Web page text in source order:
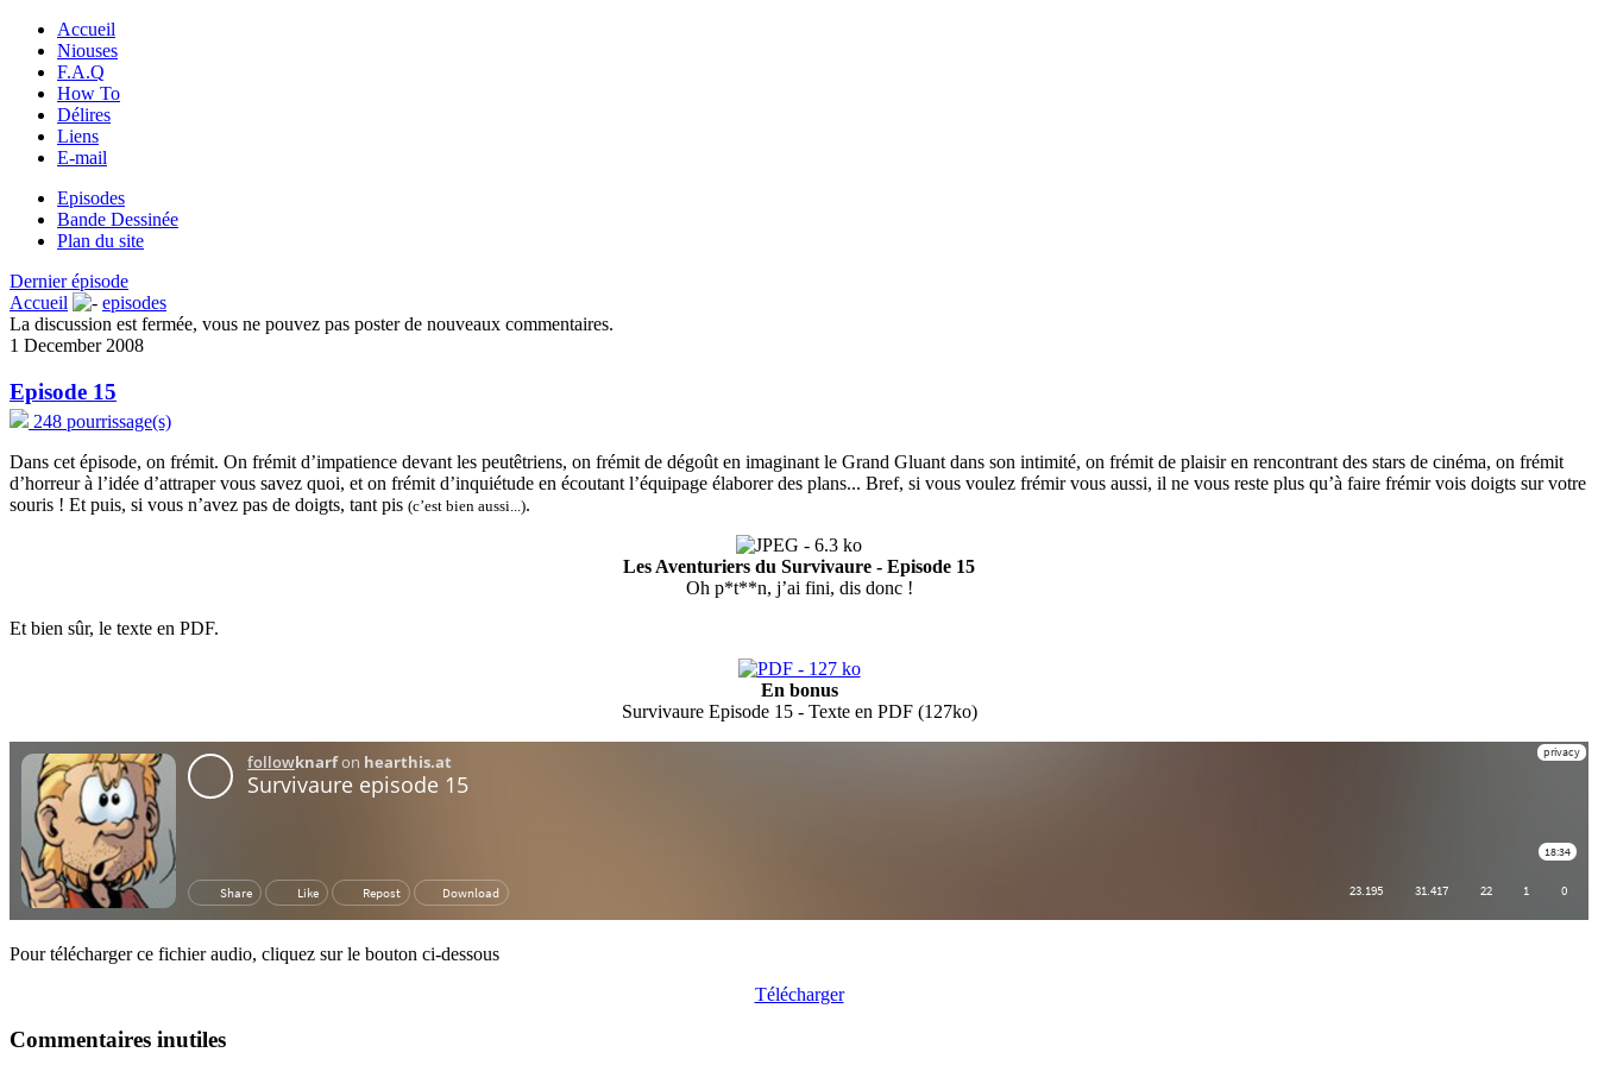
Accueil
Niouses
F.A.Q
How To
Délires
Liens
E-mail
Episodes
Bande Dessinée
Plan du site
Dernier épisode
Accueil
episodes
La discussion est fermée, vous ne pouvez pas poster de nouveaux commentaires.
1 December 2008
Episode 15
248 pourrissage(s)
Dans cet épisode, on frémit. On frémit d’impatience devant les peutêtriens, on frémit de dégoût en imaginant le Grand Gluant dans son intimité, on frémit de plaisir en rencontrant des stars de cinéma, on frémit
d’horreur à l’idée d’attraper vous savez quoi, et on frémit d’inquiétude en écoutant l’équipage élaborer des plans... Bref, si vous voulez frémir vous aussi, il ne vous reste plus qu’à faire frémir vois doigts sur votre
souris ! Et puis, si vous n’avez pas de doigts, tant pis (c’est bien aussi...).
Les Aventuriers du Survivaure - Episode 15
Oh p*t**n, j’ai fini, dis donc !
Et bien sûr, le texte en PDF.
En bonus
Survivaure Episode 15 - Texte en PDF (127ko)
Pour télécharger ce fichier audio, cliquez sur le bouton ci-dessous
Télécharger
Commentaires inutiles